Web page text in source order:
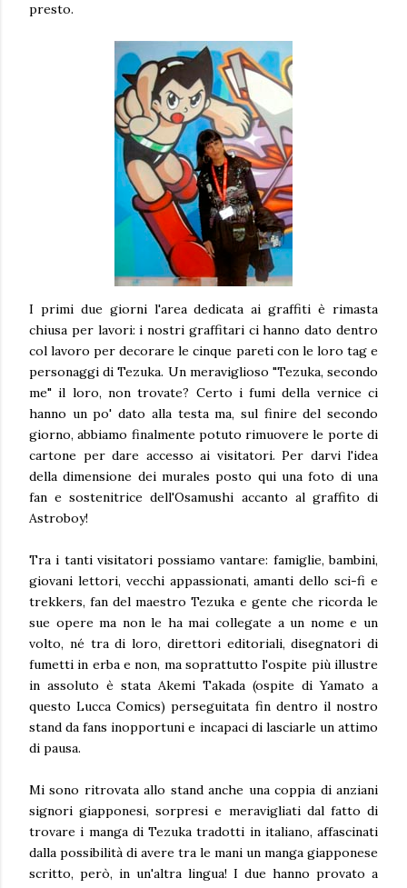
presto.
I primi due giorni l'area dedicata ai graffiti è rimasta
chiusa per lavori: i nostri graffitari ci hanno dato dentro
col lavoro per decorare le cinque pareti con le loro tag e
personaggi di Tezuka. Un meraviglioso "Tezuka, secondo
me" il loro, non trovate? Certo i fumi della vernice ci
hanno un po' dato alla testa ma, sul finire del secondo
giorno, abbiamo finalmente potuto rimuovere le porte di
cartone per dare accesso ai visitatori. Per darvi l'idea
della dimensione dei murales posto qui una foto di una
fan e sostenitrice dell'Osamushi accanto al graffito di
Astroboy!
Tra i tanti visitatori possiamo vantare: famiglie, bambini,
giovani lettori, vecchi appassionati, amanti dello sci-fi e
trekkers, fan del maestro Tezuka e gente che ricorda le
sue opere ma non le ha mai collegate a un nome e un
volto, né tra di loro, direttori editoriali, disegnatori di
fumetti in erba e non, ma soprattutto l'ospite più illustre
in assoluto è stata Akemi Takada (ospite di Yamato a
questo Lucca Comics) perseguitata fin dentro il nostro
stand da fans inopportuni e incapaci di lasciarle un attimo
di pausa.
Mi sono ritrovata allo stand anche una coppia di anziani
signori giapponesi, sorpresi e meravigliati dal fatto di
trovare i manga di Tezuka tradotti in italiano, affascinati
dalla possibilità di avere tra le mani un manga giapponese
scritto, però, in un'altra lingua! I due hanno provato a